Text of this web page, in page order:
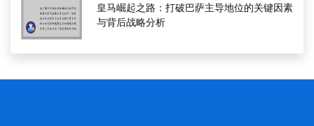
皇马崛起之路：打破巴萨主导地位的关键因素
与背后战略分析